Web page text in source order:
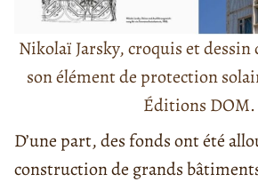
Nikolaï Jarsky, croquis et dessin
son élément de protection
Éditions DOM.
D’une part, des fonds ont été
construction de grands